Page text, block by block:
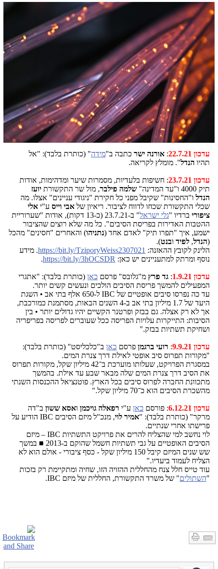
עדכון 22.7.21 : אורנה ישר כתבה ב"מידה" (כותרת בלבד): "אל
תהיו הנדל". מומלץ לקריאה.
עדכון 23.7.21
: חשיפות בלעדיות, מסמרות שיער ומדהימות, אודות
תיק 4000 ו"עד המדינה"
שלמה פילבר, מול שר התקשורת יועז
הנדל ו"החסינות" שקיבל מפני כל חקירת "ניגודי עניינים" אצלו. מה
שכלי התקשורת שכחו לדווח לציבור. ריאיון של אבי וייס ע"י אלי
ציפורי ברדיו "גלי ישראל
" ב-23.7.21 (כ-13 דקות), אודות "שערוריית
ההטבות האדירות בפריסת הסיבים". כל מה שלא רוצים שהציבור
ישמע, איך "תפרו תיק" לאדם אחד (נתניהו) והאחרים "חסינים" מהכל
(הנדל, לפיד ובנט).
הלינק לקובץ ההאזנה: https://bit.ly/TziporyWeiss2307021. מידע
נוסף ומרתק למתעניינים יש כאן: https://bit.ly/3hOCSDR
.
עדכון 1.9.21 : גד פרץ מ"גלובס" פרסם כאן (כותרת בלבד): "אתגרי
המפעילים להמשך פריסת הסיבים הולכים ונעשים קשים יותר.
עד כה נפרסו סיבים אופטיים של IBC ל-650 אלף בתי אב • השגת
היעד של 1.7 מיליון בתי אב ב-4 השנים הבאות, מסתמנת כמורכבת,
אך לא רק אצלה. גם בבזק ופרטנר הקשיים יהיו גדולים יותר • בין
הסיבות: התייקרות עלויות הפריסה ככל שעוברים לפריסה בפריפריה
ושחיקת תשתיות בבזק."
עדכון 9.9.21 : רועי ברגמן פרסם כאן ב"כלכליסט" (כותרת בלבד):
"מקורות תפרוס סיב אופטי לאילת דרך צנרת המים.
במסגרת הפרויקט, שעלותו מוערכת ב־42 מיליון שקל, מקורות תפרוס
את הסיב דרך צנרת המים שלה מבאר שבע עד אילת. בהמשך
מתכוונת החברה לפרוס סיבים בכל הארץ. פוטנציאל ההכנסות השנתי
מהשכרת הסיבים הוא כ־70 מיליון שקל."
עדכון 6.12.21 : פורסם כאן ע"י רפאלה גויכמן ואסא ששון ב"דה
מרקר" (כותרת בלבד): "אמיר לוי
, מנכ"ל מיזם הסיבים IBC הודיע על
פרישתו אחרי שנתיים.
לוי נחשב למי שהצליח להרים את פרויקט התשתיות IBC – מיזם
הסיבים האופטיים על גבי תשתיות חשמל שהוקם ב-2013 ■ במשך
שש שנים המיזם קיבל 150 מיליון שקל - כסף ציבורי - אולם הוא לא
הצליח לעמוד ביעדיו."
עוד טייס חלל צנח מהחללית ההזויה הזו, שחיה ומתקיימת רק בזכות
"השתולים" של משרד התקשורת, החללית של מיזם IBC.